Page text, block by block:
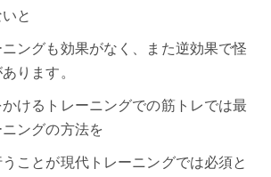
と
ングも効果がなく、また逆効果で怪
ります。
けるトレーニングでの筋トレでは最
ングの方法を
ことが現代トレーニングでは必須と